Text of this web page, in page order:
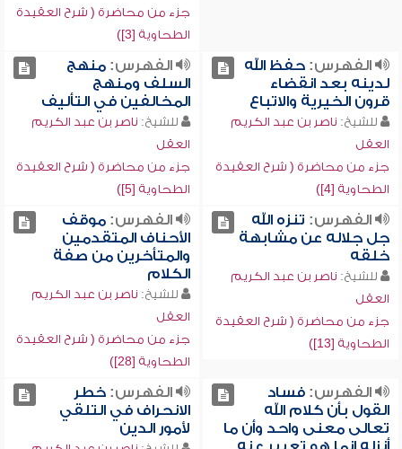
جزء من محاضرة ( شرح العقيدة
الطحاوية [3])
الفهرس:حفظ الله
لدينه بعد انقضاء
قرون الخيرية والاتباع
للشيخ: ناصر بن عبد الكريم
العقل
جزء من محاضرة ( شرح العقيدة
الطحاوية [4])
الفهرس:منهج
السلف ومنهج
المخالفين في التأليف
للشيخ: ناصر بن عبد الكريم
العقل
جزء من محاضرة ( شرح العقيدة
الطحاوية [5])
الفهرس: تنزه الله
جل جلاله عن مشابهة
خلقه
للشيخ: ناصر بن عبد الكريم
العقل
جزء من محاضرة ( شرح العقيدة
الطحاوية [13])
الفهرس:موقف
الأحناف المتقدمين
والمتأخرين من صفة
الكلام
للشيخ: ناصر بن عبد الكريم
العقل
جزء من محاضرة ( شرح العقيدة
الطحاوية [28])
الفهرس:فساد
القول بأن كلام الله
تعالى معنى واحد وأن ما
الفهرس:خطر
الانحراف في التلقي
لأمور الدين